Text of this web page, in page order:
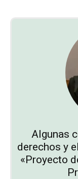
Algunas
derechos y
«Proyecto